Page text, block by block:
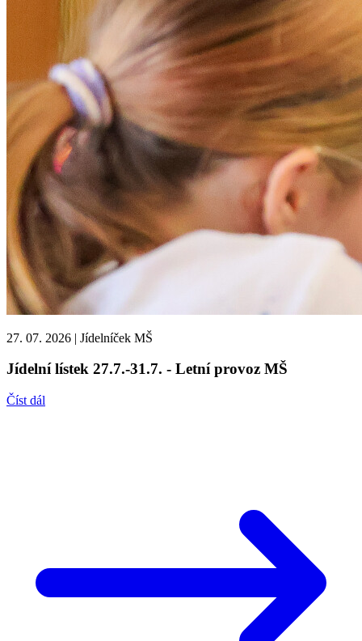
27. 07. 2026 | Jídelníček MŠ
Jídelní lístek 27.7.-31.7. - Letní provoz MŠ
Číst dál